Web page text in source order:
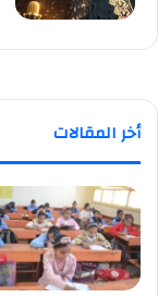
أخر المقالات